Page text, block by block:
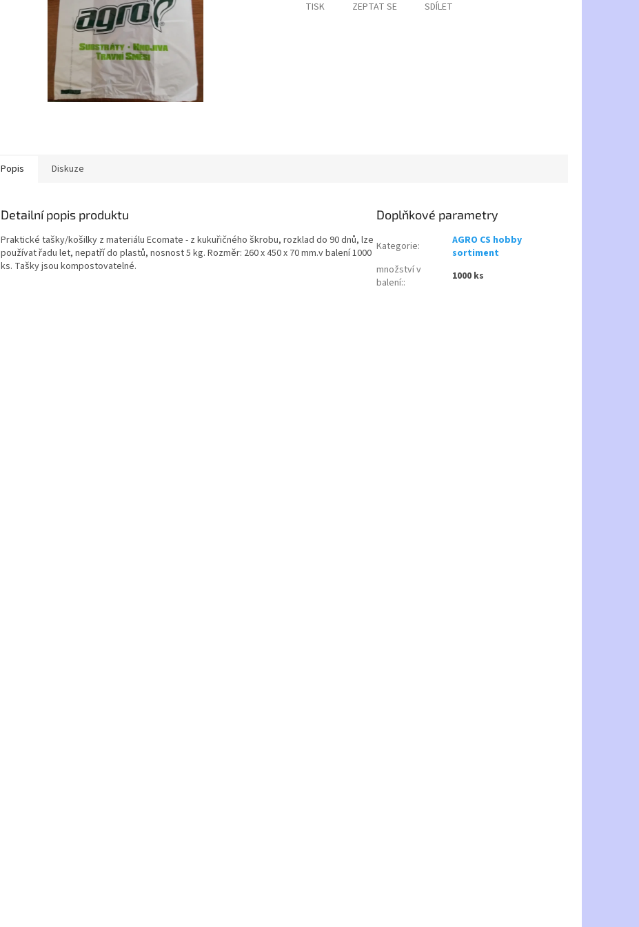
TISK ZEPTAT SE SDÍLET
Popis Diskuze
Detailní popis produktu
Praktické tašky/košilky z materiálu Ecomate - z kukuřičného škrobu, rozklad do 90 dnů, lze
používat řadu let, nepatří do plastů, nosnost 5 kg. Rozměr: 260 x 450 x 70 mm.v balení 1000
ks. Tašky jsou kompostovatelné.
Doplňkové parametry
Kategorie:
AGRO CS hobby
sortiment
množství v
balení:: 1000 ks